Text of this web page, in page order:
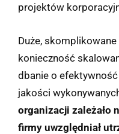
projektów
Duże,
konieczność
dbanie o
jakości
organizacji zależało
firmy uwzględniał